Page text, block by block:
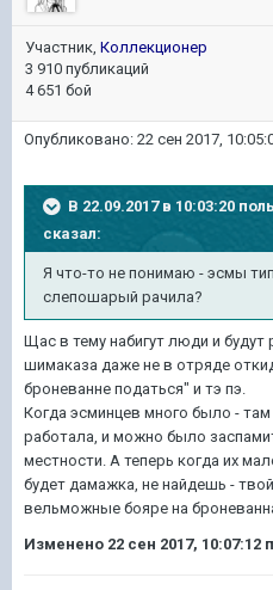
Участник, Коллекционер
3 910 публикаций
4 651 бой
Опубликовано: 22 сен 2017,
В 22.09.2017 в 10:03:20
сказал:
Я что-то не понимаю - эсмы
слепошарый рачила?
Щас в тему набигут люди и будут
шимаказа даже не в отряде
броневанне податься" и тэ пэ.
Когда эсминцев много было - там
работала, и можно было
местности. А теперь когда их
будет дамажка, не найдешь -
вельможные бояре на
Изменено 22 сен 2017, 10:07:12